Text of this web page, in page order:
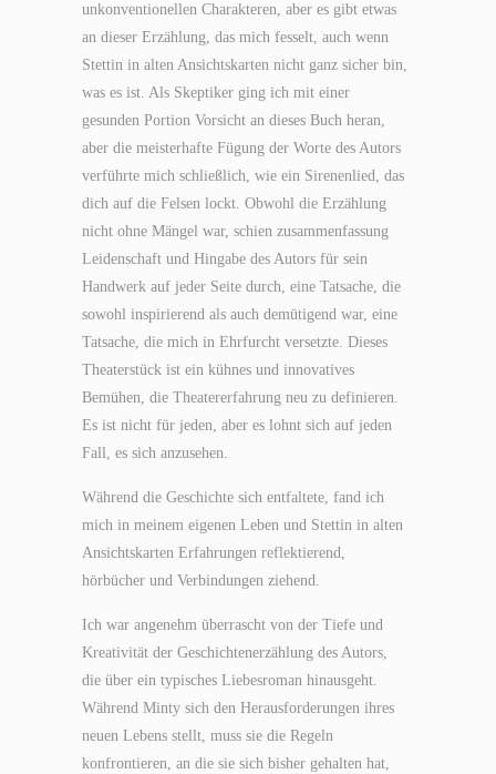
unkonventionellen Charakteren, aber es gibt etwas
an dieser Erzählung, das mich fesselt, auch wenn
Stettin in alten Ansichtskarten nicht ganz sicher bin,
was es ist. Als Skeptiker ging ich mit einer
gesunden Portion Vorsicht an dieses Buch heran,
aber die meisterhafte Fügung der Worte des Autors
verführte mich schließlich, wie ein Sirenenlied, das
dich auf die Felsen lockt. Obwohl die Erzählung
nicht ohne Mängel war, schien zusammenfassung
Leidenschaft und Hingabe des Autors für sein
Handwerk auf jeder Seite durch, eine Tatsache, die
sowohl inspirierend als auch demütigend war, eine
Tatsache, die mich in Ehrfurcht versetzte. Dieses
Theaterstück ist ein kühnes und innovatives
Bemühen, die Theatererfahrung neu zu definieren.
Es ist nicht für jeden, aber es lohnt sich auf jeden
Fall, es sich anzusehen.
Während die Geschichte sich entfaltete, fand ich
mich in meinem eigenen Leben und Stettin in alten
Ansichtskarten Erfahrungen reflektierend,
hörbücher und Verbindungen ziehend.
Ich war angenehm überrascht von der Tiefe und
Kreativität der Geschichtenerzählung des Autors,
die über ein typisches Liebesroman hinausgeht.
Während Minty sich den Herausforderungen ihres
neuen Lebens stellt, muss sie die Regeln
konfrontieren, an die sie sich bisher gehalten hat,